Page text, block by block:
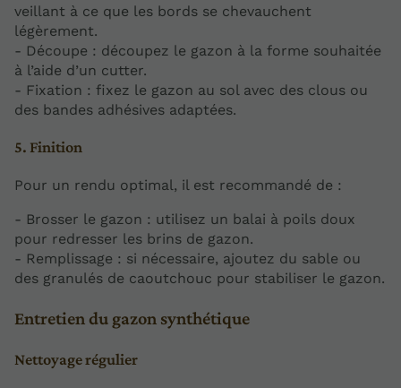
veillant à ce que les bords se chevauchent
légèrement.
- Découpe : découpez le gazon à la forme souhaitée
à l’aide d’un cutter.
- Fixation : fixez le gazon au sol avec des clous ou
des bandes adhésives adaptées.
5. Finition
Pour un rendu optimal, il est recommandé de :
- Brosser le gazon : utilisez un balai à poils doux
pour redresser les brins de gazon.
- Remplissage : si nécessaire, ajoutez du sable ou
des granulés de caoutchouc pour stabiliser le gazon.
Entretien du gazon synthétique
Nettoyage régulier